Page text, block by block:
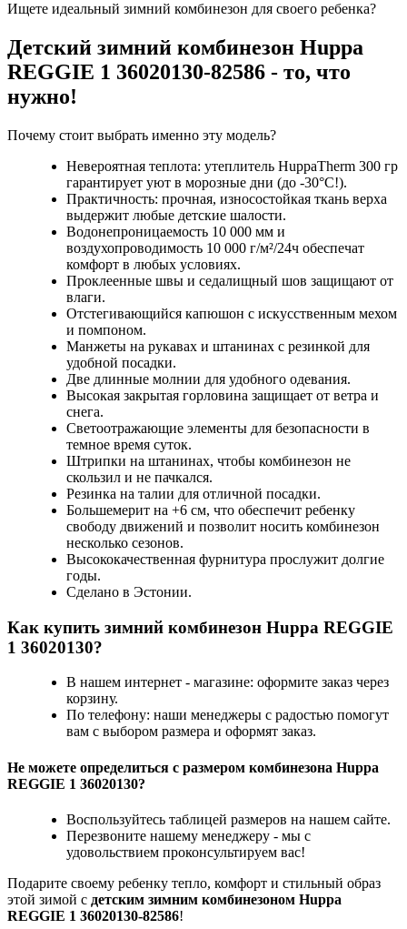
Ищете идеальный зимний комбинезон для своего ребенка?
Детский зимний комбинезон Huppa
REGGIE 1 36020130-82586 - то, что
нужно!
Почему стоит выбрать именно эту модель?
Невероятная теплота: утеплитель HuppaTherm 300 гр
гарантирует уют в морозные дни (до -30°C!).
Практичность: прочная, износостойкая ткань верха
выдержит любые детские шалости.
Водонепроницаемость 10 000 мм и
воздухопроводимость 10 000 г/м²/24ч обеспечат
комфорт в любых условиях.
Проклеенные швы и седалищный шов защищают от
влаги.
Отстегивающийся капюшон с искусственным мехом
и помпоном.
Манжеты на рукавах и штанинах с резинкой для
удобной посадки.
Две длинные молнии для удобного одевания.
Высокая закрытая горловина защищает от ветра и
снега.
Светоотражающие элементы для безопасности в
темное время суток.
Штрипки на штанинах, чтобы комбинезон не
скользил и не пачкался.
Резинка на талии для отличной посадки.
Большемерит на +6 см, что обеспечит ребенку
свободу движений и позволит носить комбинезон
несколько сезонов.
Высококачественная фурнитура прослужит долгие
годы.
Сделано в Эстонии.
Как купить зимний комбинезон Huppa REGGIE
1 36020130?
В нашем интернет - магазине: оформите заказ через
корзину.
По телефону: наши менеджеры с радостью помогут
вам с выбором размера и оформят заказ.
Не можете определиться с размером комбинезона Huppa
REGGIE 1 36020130?
Воспользуйтесь таблицей размеров на нашем сайте.
Перезвоните нашему менеджеру - мы с
удовольствием проконсультируем вас!
Подарите своему ребенку тепло, комфорт и стильный образ
этой зимой с детским зимним комбинезоном Huppa
REGGIE 1 36020130-82586!